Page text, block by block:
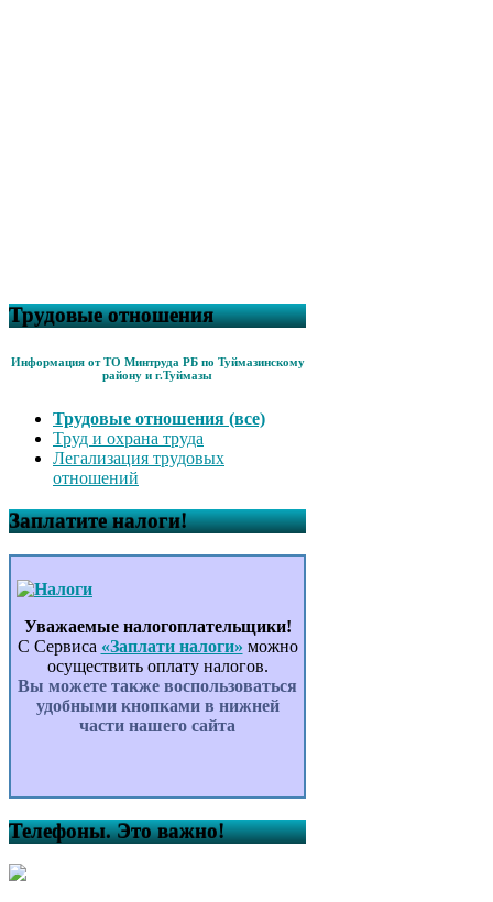
Трудовые отношения
Информация от ТО Минтруда РБ по Туймазинскому
району и г.Туймазы
Трудовые отношения (все)
Труд и охрана труда
Легализация трудовых
отношений
Заплатите налоги!
Уважаемые налогоплательщики!
С Сервиса «Заплати налоги» можно
осуществить оплату налогов.
Вы можете также воспользоваться
удобными кнопками в нижней
части нашего сайта
Телефоны. Это важно!